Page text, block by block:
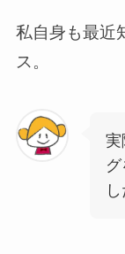
私自身も最近
ス。
実